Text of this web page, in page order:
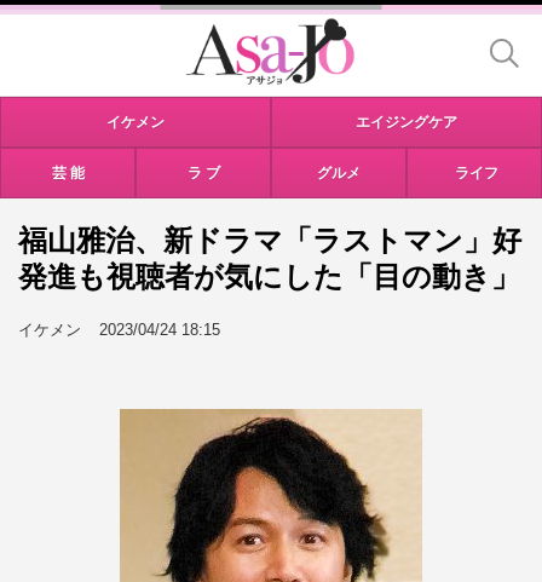
イケメン エイジングケア
芸 能 ラ ブ グルメ ライフ
福山雅治、新ドラマ「ラストマン」好
発進も視聴者が気にした「目の動き」
イケメン 2023/04/24 18:15